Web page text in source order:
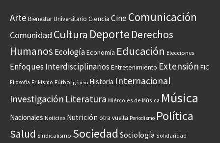
Arte Bienestar Universitario Ciencia CineComunicación
Comunidad Cultura Deporte Derechos
Humanos EcologíaEconomía Educación Elecciones
Enfoques Interdisciplinarios Entretenimiento Extensión FIC
Filosofía Frikismo Fútbol género Historia Internacional
Investigación Literatura Miércoles de Música Música
Nacionales Noticias Nutrición otra vuelta Periodismo Política
Salud Sindicalismo Sociedad Sociología Solidaridad